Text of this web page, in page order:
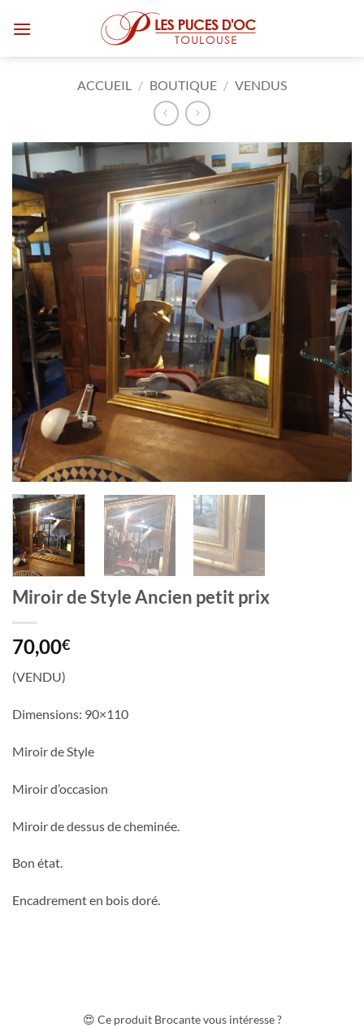
ACCUEIL / BOUTIQUE / VENDUS
Miroir de Style Ancien petit prix
70,00€
(VENDU)
Dimensions: 90×110
Miroir de Style
Miroir d’occasion
Miroir de dessus de cheminée.
Bon état.
Encadrement en bois doré.
😍 Ce produit Brocante vous intéresse ?